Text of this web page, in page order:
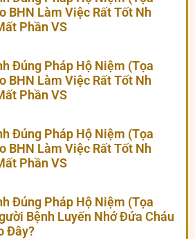
BHN Làm Việc Rất Tốt Nh
Phần VS
Đúng Pháp Hộ Niệm (Tọa
BHN Làm Việc Rất Tốt Nh
Phần VS
Đúng Pháp Hộ Niệm (Tọa
BHN Làm Việc Rất Tốt Nh
Phần VS
Đúng Pháp Hộ Niệm (Tọa
Bệnh Luyến Nhớ Đứa Cháu
Đây?